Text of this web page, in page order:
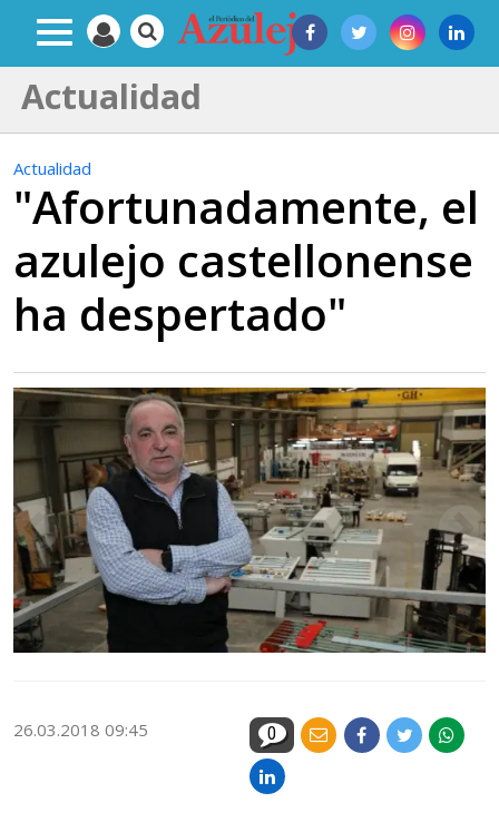
Actualidad
Actualidad
"Afortunadamente, el
azulejo castellonense
ha despertado"
26.03.2018 09:45 0